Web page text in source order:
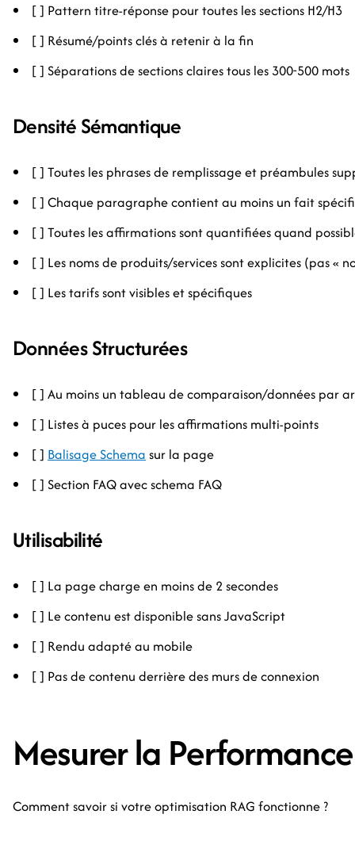
[ ] Pattern titre-réponse pour toutes les sections H2/H3
[ ] Résumé/points clés à retenir à la fin
[ ] Séparations de sections claires tous les 300-500 mots
Densité Sémantique
[ ] Toutes les phrases de remplissage et préambules
[ ] Chaque paragraphe contient au moins un fait
[ ] Toutes les affirmations sont quantifiées quand
[ ] Les noms de produits/services sont explicites (pas «
[ ] Les tarifs sont visibles et spécifiques
Données Structurées
[ ] Au moins un tableau de comparaison/données par
[ ] Listes à puces pour les affirmations multi-points
[ ] Balisage Schema sur la page
[ ] Section FAQ avec schema FAQ
Utilisabilité
[ ] La page charge en moins de 2 secondes
[ ] Le contenu est disponible sans JavaScript
[ ] Rendu adapté au mobile
[ ] Pas de contenu derrière des murs de connexion
Mesurer la
Comment savoir si votre optimisation RAG fonctionne ?